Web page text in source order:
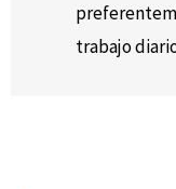
trabajo